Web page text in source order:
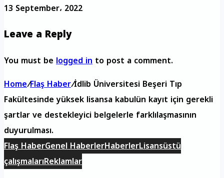
13 September، 2022
Leave a Reply
You must belogged into post a comment.
Home/Flaş Haber/İdlib Üniversitesi Beşeri Tıp
Fakültesinde yüksek lisansa kabulün kayıt için gerekli
şartlar ve destekleyici belgelerle farklılaşmasının
duyurulması.
Flaş HaberGenel HaberlerHaberlerLisansüstü
çalışmalarıReklamlar